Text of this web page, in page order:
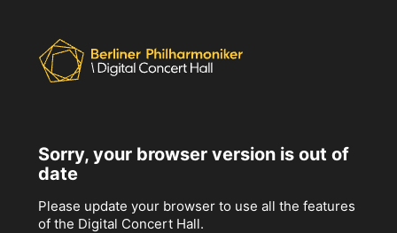
Sorry, your browser version is out of
date
Please update your browser to use all the features
of the Digital Concert Hall.